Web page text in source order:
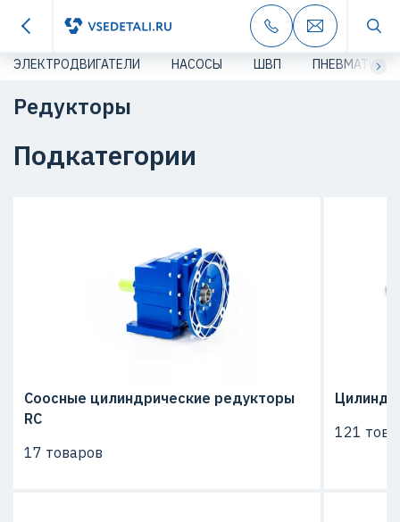
ЭЛЕКТРОДВИГАТЕЛИ НАСОСЫ ШВП ПНЕВМАТИКА
Редукторы
Подкатегории
Соосные цилиндрические редукторы
RC
17 товаров
121